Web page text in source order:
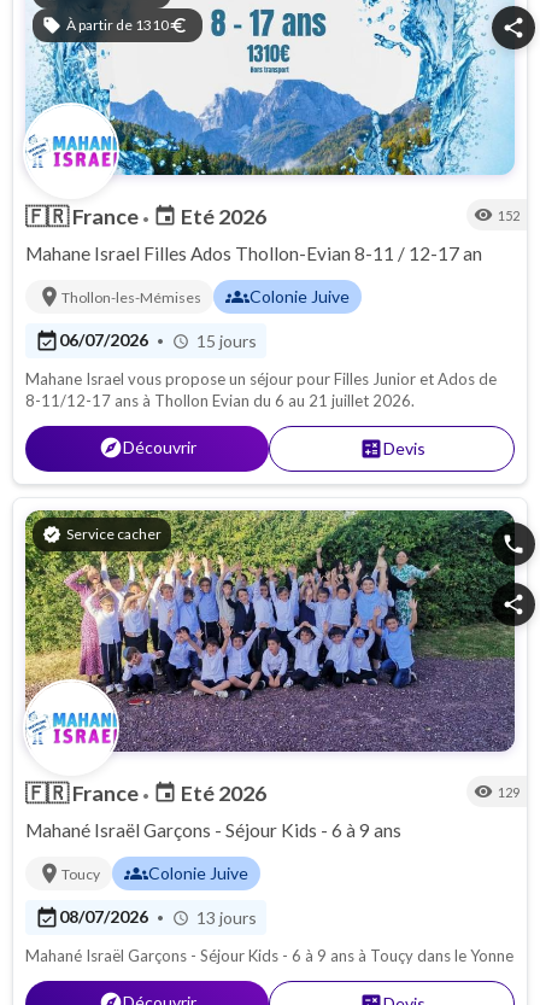
sell À partir de 1310euro share
🇫🇷France • event Eté 2026 visibility 152
Mahane Israel Filles Ados Thollon-Evian 8-11 / 12-17 an
location_on Thollon-les-Mémises groupsColonie Juive
event_available06/07/2026 • schedule 15 jours
Mahane Israel vous propose un séjour pour Filles Junior et Ados de
8-11/12-17 ans à Thollon Evian du 6 au 21 juillet 2026.
exploreDécouvrir calculateDevis
verified Service cacher phone
share
🇫🇷France • event Eté 2026 visibility 129
Mahané Israël Garçons - Séjour Kids - 6 à 9 ans
location_on Toucy groupsColonie Juive
event_available08/07/2026 • schedule 13 jours
Mahané Israël Garçons - Séjour Kids - 6 à 9 ans à Touçy dans le Yonne